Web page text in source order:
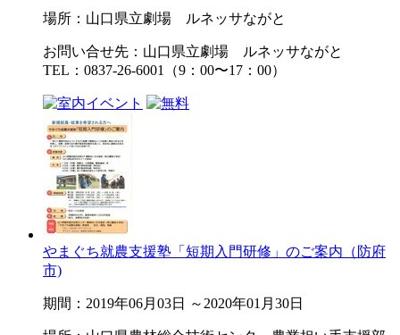
場所：山口県立劇場 ルネッサながと
お問い合せ先：山口県立劇場 ルネッサながと
TEL：0837-26-6001（9：00〜17：00）
やまぐち就農支援塾「短期入門研修」のご案内（防府
市)
期間：2019年06月03日 ～2020年01月30日